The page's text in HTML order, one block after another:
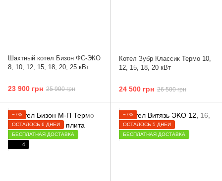
Шахтный котел Бизон ФС-ЭКО
8, 10, 12, 15, 18, 20, 25 кВт
23 900 грн 25 900 грн
Котел Зубр Классик Термо 10,
12, 15, 18, 20 кВт
24 500 грн 26 500 грн
−7%
ОСТАЛОСЬ 6 ДНЕЙ
БЕСПЛАТНАЯ ДОСТАВКА
4
−7%
ОСТАЛОСЬ 5 ДНЕЙ
БЕСПЛАТНАЯ ДОСТАВКА